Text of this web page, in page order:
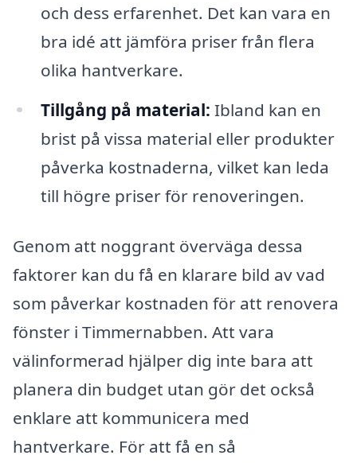
och dess erfarenhet. Det kan vara en
bra idé att jämföra priser från flera
olika hantverkare.
Tillgång på material: Ibland kan en
brist på vissa material eller produkter
påverka kostnaderna, vilket kan leda
till högre priser för renoveringen.
Genom att noggrant överväga dessa
faktorer kan du få en klarare bild av vad
som påverkar kostnaden för att renovera
fönster i Timmernabben. Att vara
välinformerad hjälper dig inte bara att
planera din budget utan gör det också
enklare att kommunicera med
hantverkare. För att få en så